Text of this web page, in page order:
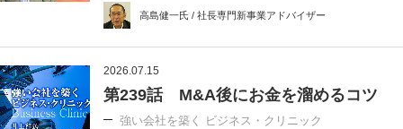
高島健一氏 / 社長専門新事業アドバイザー
2026.07.15
第239話 M&A後にお金を溜めるコツ
強い会社を築く ビジネス・クリニック